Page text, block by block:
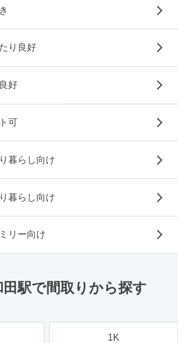
り良好
好
可
暮らし向け
暮らし向け
リー向け
田駅で間取りから探す
1K